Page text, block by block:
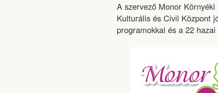
A szervező Monor
Kulturális és Civil Központ
programokkal és a 22